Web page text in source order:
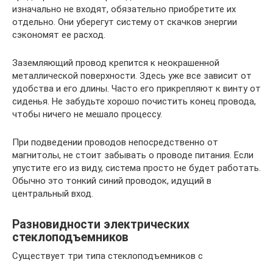
изначально не входят, обязательно приобретите их
отдельно. Они уберегут систему от скачков энергии
сэкономят ее расход.
Заземляющий провод крепится к неокрашенной
металлической поверхности. Здесь уже все зависит от
удобства и его длины. Часто его прикрепляют к винту от
сиденья. Не забудьте хорошо почистить конец провода,
чтобы ничего не мешало процессу.
При подведении проводов непосредственно от
магнитолы, не стоит забывать о проводе питания. Если
упустите его из виду, система просто не будет работать.
Обычно это тонкий синий проводок, идущий в
центральный вход.
Разновидности электрических
стеклоподъемников
Существует три типа стеклоподъемников с